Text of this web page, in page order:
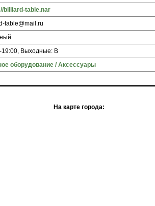
billiard-table.nar
table@mail.ru
19:00, Выходные: В
оборудование / Аксессуары
На карте города: